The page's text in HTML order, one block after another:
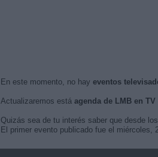
En este momento, no hay eventos
Actualizaremos está agenda de LMB en TV
Quizás sea de tu interés saber que desde
El primer evento publicado fue el